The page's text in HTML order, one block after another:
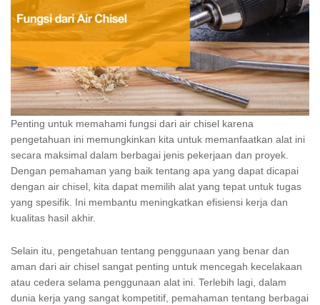
Penting untuk memahami fungsi dari air chisel karena
pengetahuan ini memungkinkan kita untuk memanfaatkan alat ini
secara maksimal dalam berbagai jenis pekerjaan dan proyek.
Dengan pemahaman yang baik tentang apa yang dapat dicapai
dengan air chisel, kita dapat memilih alat yang tepat untuk tugas
yang spesifik. Ini membantu meningkatkan efisiensi kerja dan
kualitas hasil akhir.
Selain itu, pengetahuan tentang penggunaan yang benar dan
aman dari air chisel sangat penting untuk mencegah kecelakaan
atau cedera selama penggunaan alat ini. Terlebih lagi, dalam
dunia kerja yang sangat kompetitif, pemahaman tentang berbagai